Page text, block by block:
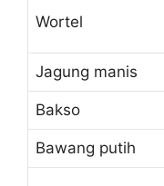
Wortel
Jagung manis
Bakso
Bawang putih